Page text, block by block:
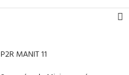
P2R MANIT 11